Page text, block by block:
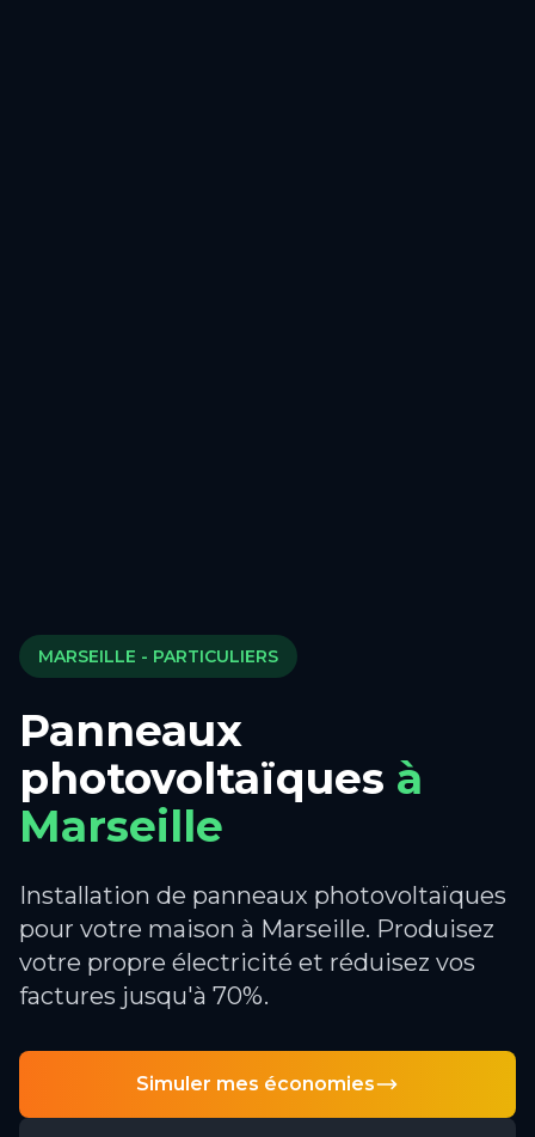
MARSEILLE - PARTICULIERS
Panneaux
photovoltaïques à
Marseille
Installation de panneaux photovoltaïques
pour votre maison à Marseille. Produisez
votre propre électricité et réduisez vos
factures jusqu'à 70%.
Simuler mes économies